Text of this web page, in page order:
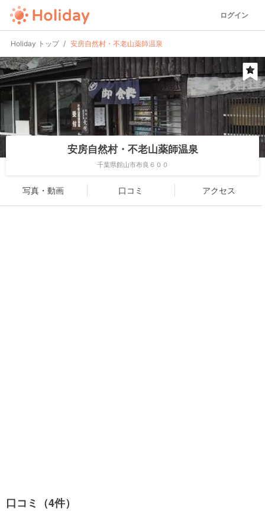
ログイン
Holiday トップ 安房自然村・不老山薬師温泉
安房自然村・不老山薬師温泉
千葉県館山市布良６００
写真・動画 口コミ アクセス
口コミ（4件）